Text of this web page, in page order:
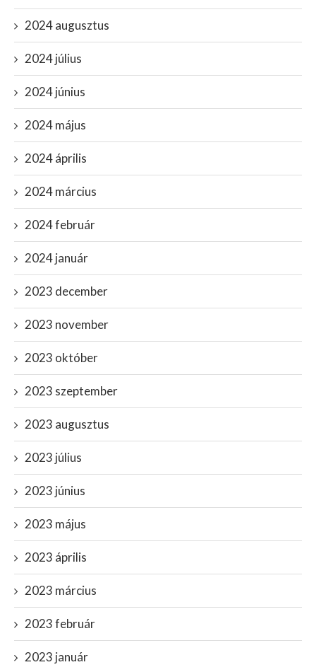
2024 augusztus
2024 július
2024 június
2024 május
2024 április
2024 március
2024 február
2024 január
2023 december
2023 november
2023 október
2023 szeptember
2023 augusztus
2023 július
2023 június
2023 május
2023 április
2023 március
2023 február
2023 január